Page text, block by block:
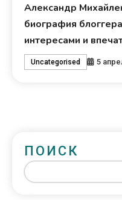
Александр
биография
интересами и
Uncategorised 5
ПОИСК